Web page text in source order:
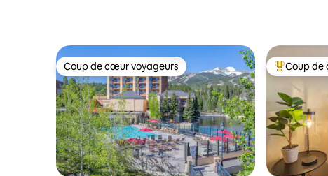
Coup de cœur voyageurs
Coup de cœur voyageurs Coups de
Coup de